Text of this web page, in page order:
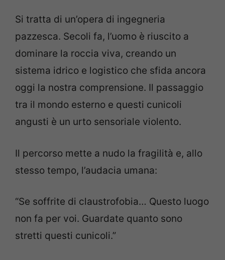
Si tratta di un’opera di ingegneria
pazzesca. Secoli fa, l’uomo è riuscito a
dominare la roccia viva, creando un
sistema idrico e logistico che sfida ancora
oggi la nostra comprensione. Il passaggio
tra il mondo esterno e questi cunicoli
angusti è un urto sensoriale violento.
Il percorso mette a nudo la fragilità e, allo
stesso tempo, l’audacia umana:
“Se soffrite di claustrofobia… Questo luogo
non fa per voi. Guardate quanto sono
stretti questi cunicoli.”